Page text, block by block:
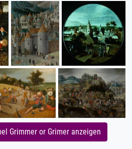
Grimmer or Grimer anzeigen